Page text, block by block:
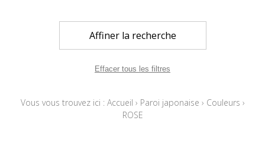
Affiner la recherche
Effacer tous les filtres
Vous vous trouvez ici : Accueil › Paroi japonaise › Couleurs ›
ROSE